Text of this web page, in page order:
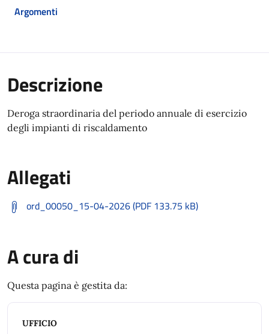
Argomenti
Descrizione
Deroga straordinaria del periodo annuale di esercizio
degli impianti di riscaldamento
Allegati
ord_00050_15-04-2026 (PDF 133.75 kB)
A cura di
Questa pagina è gestita da:
UFFICIO